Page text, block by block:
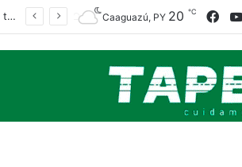
Paraguay busca atraer inversiones tecnológicas con la presencia de delegaciones de cuatro continentes Caaguazú, PY 20 ℃